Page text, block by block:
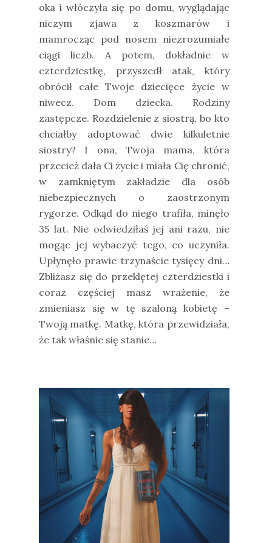
oka i włóczyła się po domu, wyglądając
niczym zjawa z koszmarów i
mamrocząc pod nosem niezrozumiałe
ciągi liczb. A potem, dokładnie w
czterdziestkę, przyszedł atak, który
obrócił całe Twoje dziecięce życie w
niwecz. Dom dziecka. Rodziny
zastępcze. Rozdzielenie z siostrą, bo kto
chciałby adoptować dwie kilkuletnie
siostry? I ona, Twoja mama, która
przecież dała Ci życie i miała Cię chronić,
w zamkniętym zakładzie dla osób
niebezpiecznych o zaostrzonym
rygorze. Odkąd do niego trafiła, minęło
35 lat. Nie odwiedziłaś jej ani razu, nie
mogąc jej wybaczyć tego, co uczyniła.
Upłynęło prawie trzynaście tysięcy dni…
Zbliżasz się do przeklętej czterdziestki i
coraz częściej masz wrażenie, że
zmieniasz się w tę szaloną kobietę –
Twoją matkę. Matkę, która przewidziała,
że tak właśnie się stanie…